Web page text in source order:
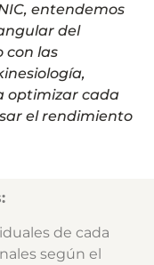
entendemos
del
con las
optimizar cada
el rendimiento
de cada
según el